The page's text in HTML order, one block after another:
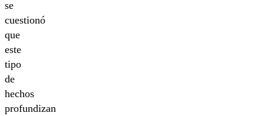
se
cuestionó
que
este
tipo
de
hechos
profundizan